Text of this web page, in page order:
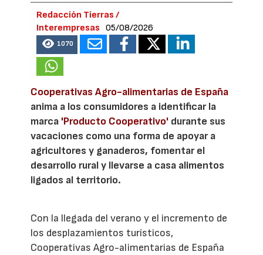
Redacción Tierras /
Interempresas
05/08/2026
1070
Cooperativas Agro-alimentarias de España
anima a los consumidores a identificar la
marca 'Producto Cooperativo' durante sus
vacaciones como una forma de apoyar a
agricultores y ganaderos, fomentar el
desarrollo rural y llevarse a casa alimentos
ligados al territorio.
Con la llegada del verano y el incremento de
los desplazamientos turísticos,
Cooperativas Agro-alimentarias de España